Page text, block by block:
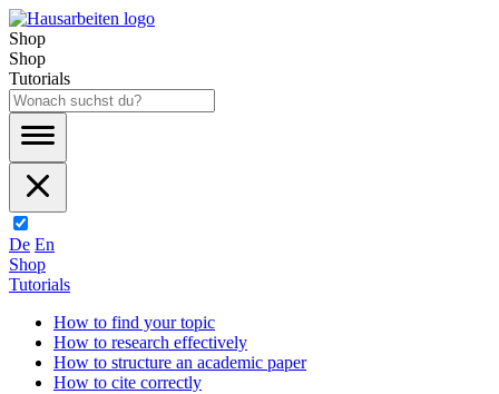
Shop
Shop
Tutorials
De En
Shop
Tutorials
How to find your topic
How to research effectively
How to structure an academic paper
How to cite correctly